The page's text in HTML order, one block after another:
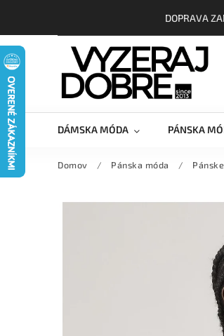
DOPRAVA
DÁMSKA MÓDA PÁNSKA
Domov / Pánska móda /